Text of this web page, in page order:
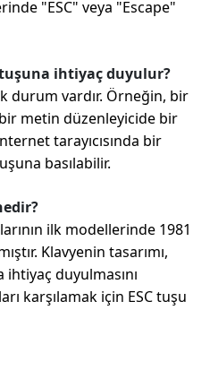
"ESC" veya "Escape"
ihtiyaç duyulur?
durum vardır. Örneğin, bir
metin düzenleyicide bir
tarayıcısında bir
basılabilir.
ilk modellerinde 1981
Klavyenin tasarımı,
duyulmasını
karşılamak için ESC tuşu